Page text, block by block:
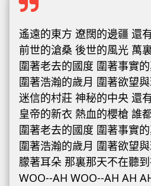
遙遠的東方 遼闊的邊疆 還
前世的滄桑 後世的風光 萬
圍著老去的國度 圍著事實
圍著浩瀚的歲月 圍著欲望
迷信的村莊 神秘的中央 還
皇帝的新衣 熱血的櫻槍 誰
圍著老去的國度 圍著事實
圍著浩瀚的歲月 圍著欲望與
朦著耳朵 那裏那天不在聽
WOO--AH WOO--AH AH